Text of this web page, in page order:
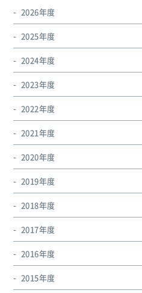
2026年度
2025年度
2024年度
2023年度
2022年度
2021年度
2020年度
2019年度
2018年度
2017年度
2016年度
2015年度